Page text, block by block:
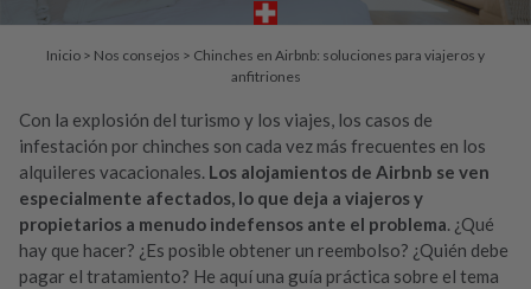
Inicio > Nos consejos > Chinches en Airbnb: soluciones para viajeros y
anfitriones
Con la explosión del turismo y los viajes, los casos de
infestación por chinches son cada vez más frecuentes en los
alquileres vacacionales. Los alojamientos de Airbnb se ven
especialmente afectados, lo que deja a viajeros y
propietarios a menudo indefensos ante el problema. ¿Qué
hay que hacer? ¿Es posible obtener un reembolso? ¿Quién debe
pagar el tratamiento? He aquí una guía práctica sobre el tema